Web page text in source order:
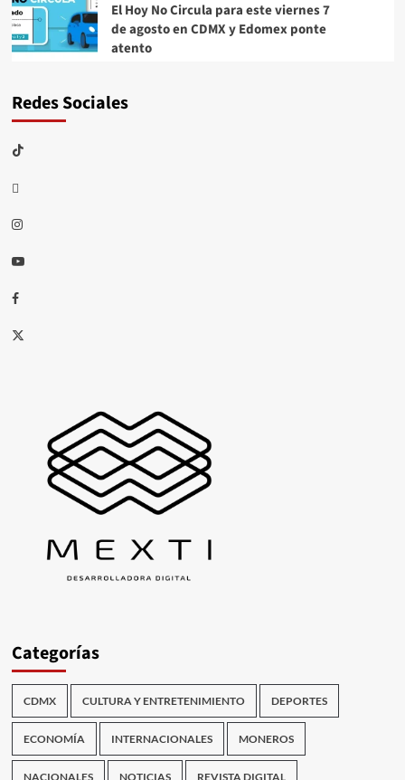
El Hoy No Circula para este viernes 7
de agosto en CDMX y Edomex ponte
atento
Redes Sociales
TikTok
threads
Instagram
Youtube
Facebook
X
Categorías
CDMX CULTURA Y ENTRETENIMIENTO DEPORTES
ECONOMÍA INTERNACIONALES MONEROS
NACIONALES NOTICIAS REVISTA DIGITAL